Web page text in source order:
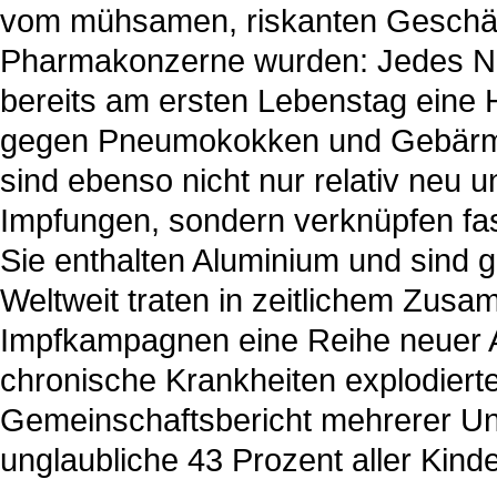
vom mühsamen, riskanten
Pharmakonzerne wurden: Jedes
bereits am ersten Lebenstag eine
gegen Pneumokokken und
sind ebenso nicht nur relativ neu
Impfungen, sondern verknüpfen
Sie enthalten Aluminium und sind
Weltweit traten in zeitlichem
Impfkampagnen eine Reihe
chronische Krankheiten
Gemeinschaftsbericht mehrerer
unglaubliche 43 Prozent aller